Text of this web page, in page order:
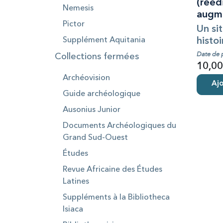
Nemesis
Pictor
Supplément Aquitania
Collections fermées
Archéovision
Guide archéologique
Ausonius Junior
Documents Archéologiques du
Grand Sud-Ouest
Études
Revue Africaine des Études
Latines
Suppléments à la Bibliotheca
Isiaca
Un
Date de